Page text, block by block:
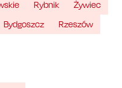
Rybnik
Żywiec
Bydgoszcz
Rzeszów